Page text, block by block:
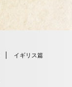
イギリス篇